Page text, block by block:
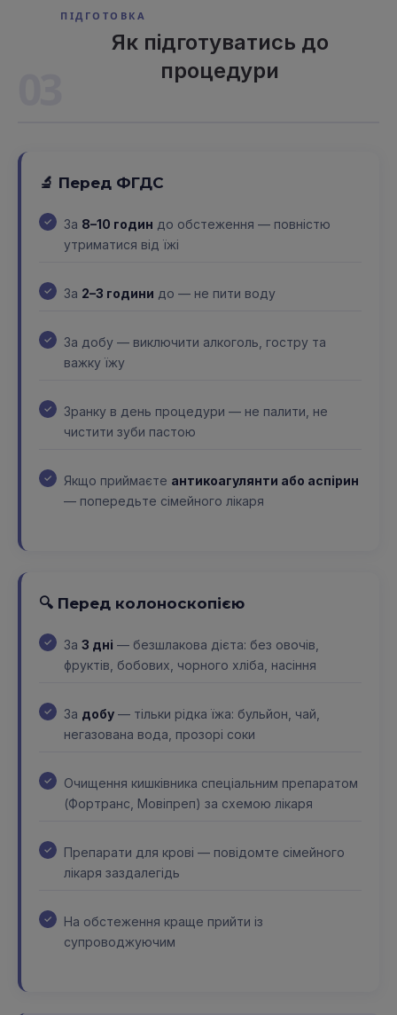
ПІДГОТОВКА
Як підготуватись до
процедури
🔬 Перед ФГДС
За 8–10 годин до обстеження — повністю
утриматися від їжі
За 2–3 години до — не пити воду
За добу — виключити алкоголь, гостру та
важку їжу
Зранку в день процедури — не палити, не
чистити зуби пастою
Якщо приймаєте антикоагулянти або аспірин
— попередьте сімейного лікаря
🔍 Перед колоноскопією
За 3 дні — безшлакова дієта: без овочів,
фруктів, бобових, чорного хліба, насіння
За добу — тільки рідка їжа: бульйон, чай,
негазована вода, прозорі соки
Очищення кишківника спеціальним препаратом
(Фортранс, Мовіпреп) за схемою лікаря
Препарати для крові — повідомте сімейного
лікаря заздалегідь
На обстеження краще прийти із
супроводжуючим